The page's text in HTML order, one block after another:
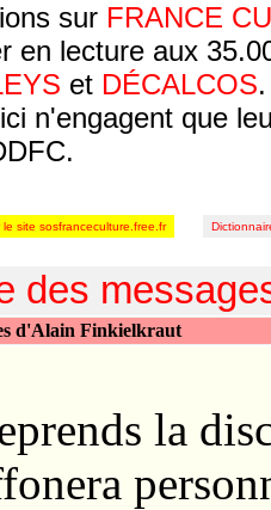
sur FRANCE
en lecture aux
et DÉCALCOS
n'engagent que
site sosfranceculture.free.fr
des
d'Alain Finkielkraut
la